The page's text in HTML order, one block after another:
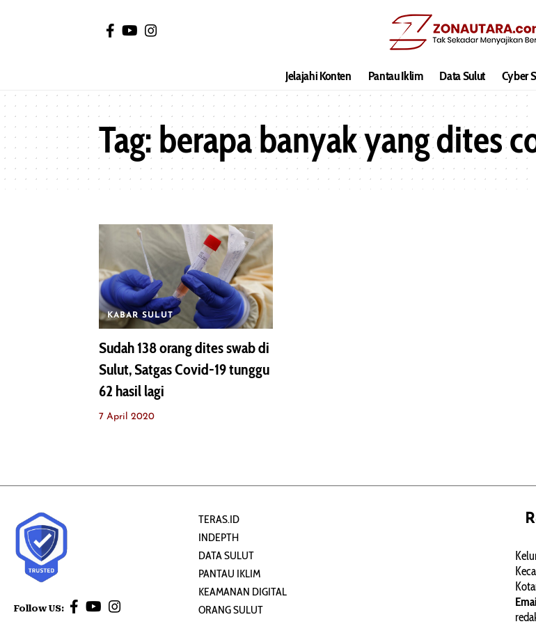
Jelajahi Konten Pantau Iklim Data Sulut Cyber
Tag:berapa banyak yang dites
KABAR SULUT
Sudah 138 orang dites swab di
Sulut, Satgas Covid-19 tunggu
62 hasil lagi
7 April 2020
Follow US:
TERAS.ID
INDEPTH
DATA SULUT
PANTAU IKLIM
KEAMANAN DIGITAL
ORANG SULUT